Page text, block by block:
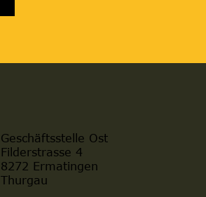
Geschäftsstelle Ost
Filderstrasse 4
8272 Ermatingen
Thurgau